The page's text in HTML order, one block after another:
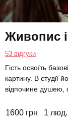
Живопис
53 відгуки
Гість освоїть
картину. В студії
відпочине душею,
1600 грн 1 люд.